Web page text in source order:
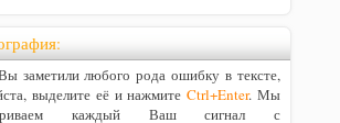
заметили любого рода ошибку в тексте,
выделите её и нажмитеCtrl+Enter. Мы
каждый Ваш сигнал с